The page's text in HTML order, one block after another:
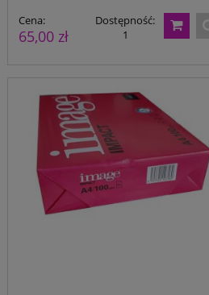
25,00 zł
Dostępność:
Cena:
65,00 zł
Dostępność:
1